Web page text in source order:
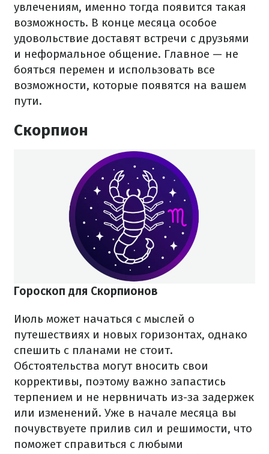
увлечениям, именно тогда появится такая
возможность. В конце месяца особое
удовольствие доставят встречи с друзьями
и неформальное общение. Главное — не
бояться перемен и использовать все
возможности, которые появятся на вашем
пути.
Скорпион
Гороскоп для Скорпионов
Июль может начаться с мыслей о
путешествиях и новых горизонтах, однако
спешить с планами не стоит.
Обстоятельства могут вносить свои
коррективы, поэтому важно запастись
терпением и не нервничать из-за задержек
или изменений. Уже в начале месяца вы
почувствуете прилив сил и решимости, что
поможет справиться с любыми